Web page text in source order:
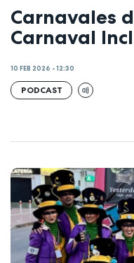
Carnavales
Carnaval
10 FEB 2026 - 12:30
PODCAST